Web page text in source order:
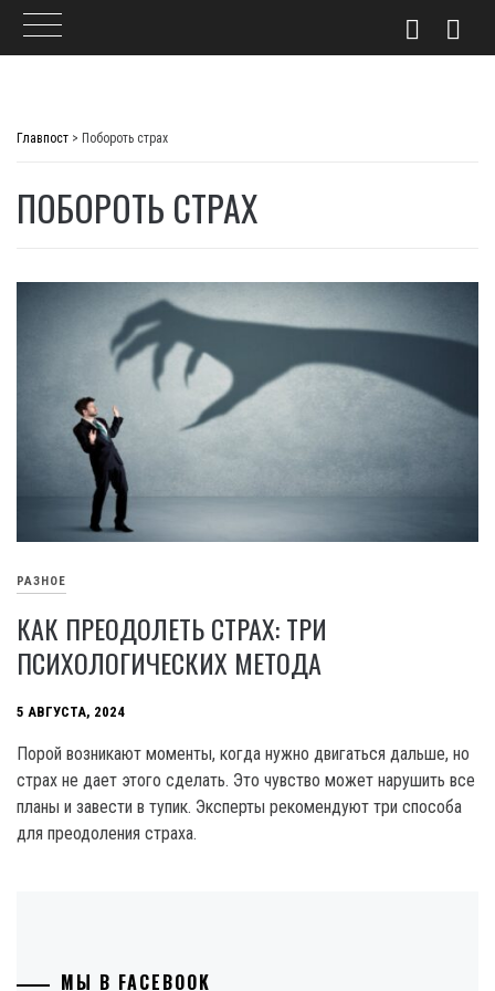
Главпост > Побороть страх
ПОБОРОТЬ СТРАХ
РАЗНОЕ
КАК ПРЕОДОЛЕТЬ СТРАХ: ТРИ
ПСИХОЛОГИЧЕСКИХ МЕТОДА
5 АВГУСТА, 2024
Порой возникают моменты, когда нужно двигаться дальше, но
страх не дает этого сделать. Это чувство может нарушить все
планы и завести в тупик. Эксперты рекомендуют три способа
для преодоления страха.
МЫ В FACEBOOK